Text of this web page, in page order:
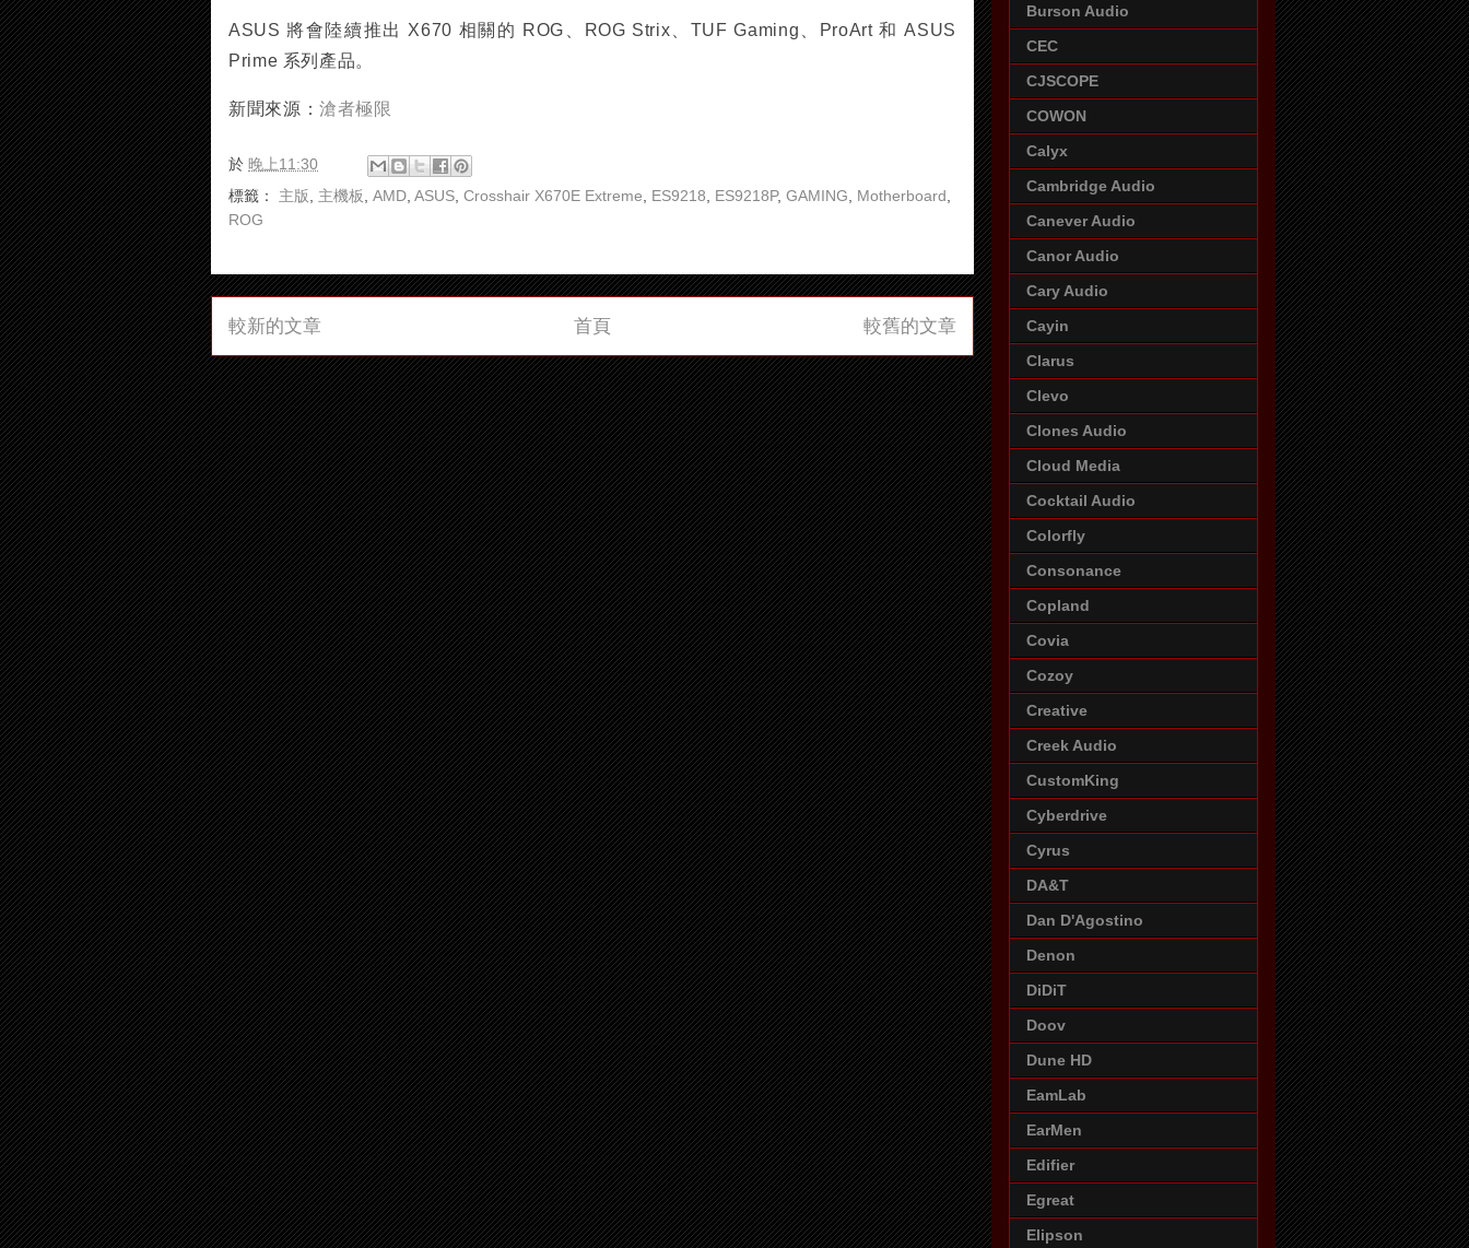
ASUS 將會陸續推出 X670 相關的 ROG、ROG Strix、TUF Gaming、ProArt 和 ASUS
Prime 系列產品。
新聞來源：滄者極限
於 晚上11:30
標籤： 主版 主機板 AMD ASUS Crosshair X670E Extreme ES9218 ES9218P, GAMING Motherboard
ROG
較新的文章 較舊的文章
首頁
Burson Audio
CEC
CJSCOPE
COWON
Calyx
Cambridge Audio
Canever Audio
Canor Audio
Cary Audio
Cayin
Clarus
Clevo
Clones Audio
Cloud Media
Cocktail Audio
Colorfly
Consonance
Copland
Covia
Cozoy
Creative
Creek Audio
CustomKing
Cyberdrive
Cyrus
DA&T
Dan D'Agostino
Denon
DiDiT
Doov
Dune HD
EamLab
EarMen
Edifier
Egreat
Elipson